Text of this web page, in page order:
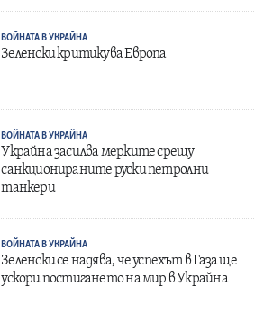
ВОЙНАТА В УКРАЙНА
Зеленски критикува Европа
ВОЙНАТА В УКРАЙНА
Украйна засилва мерките срещу
санкционираните руски петролни
танкери
ВОЙНАТА В УКРАЙНА
Зеленски се надява, че успехът в Газа ще
ускори постигането на мир в Украйна